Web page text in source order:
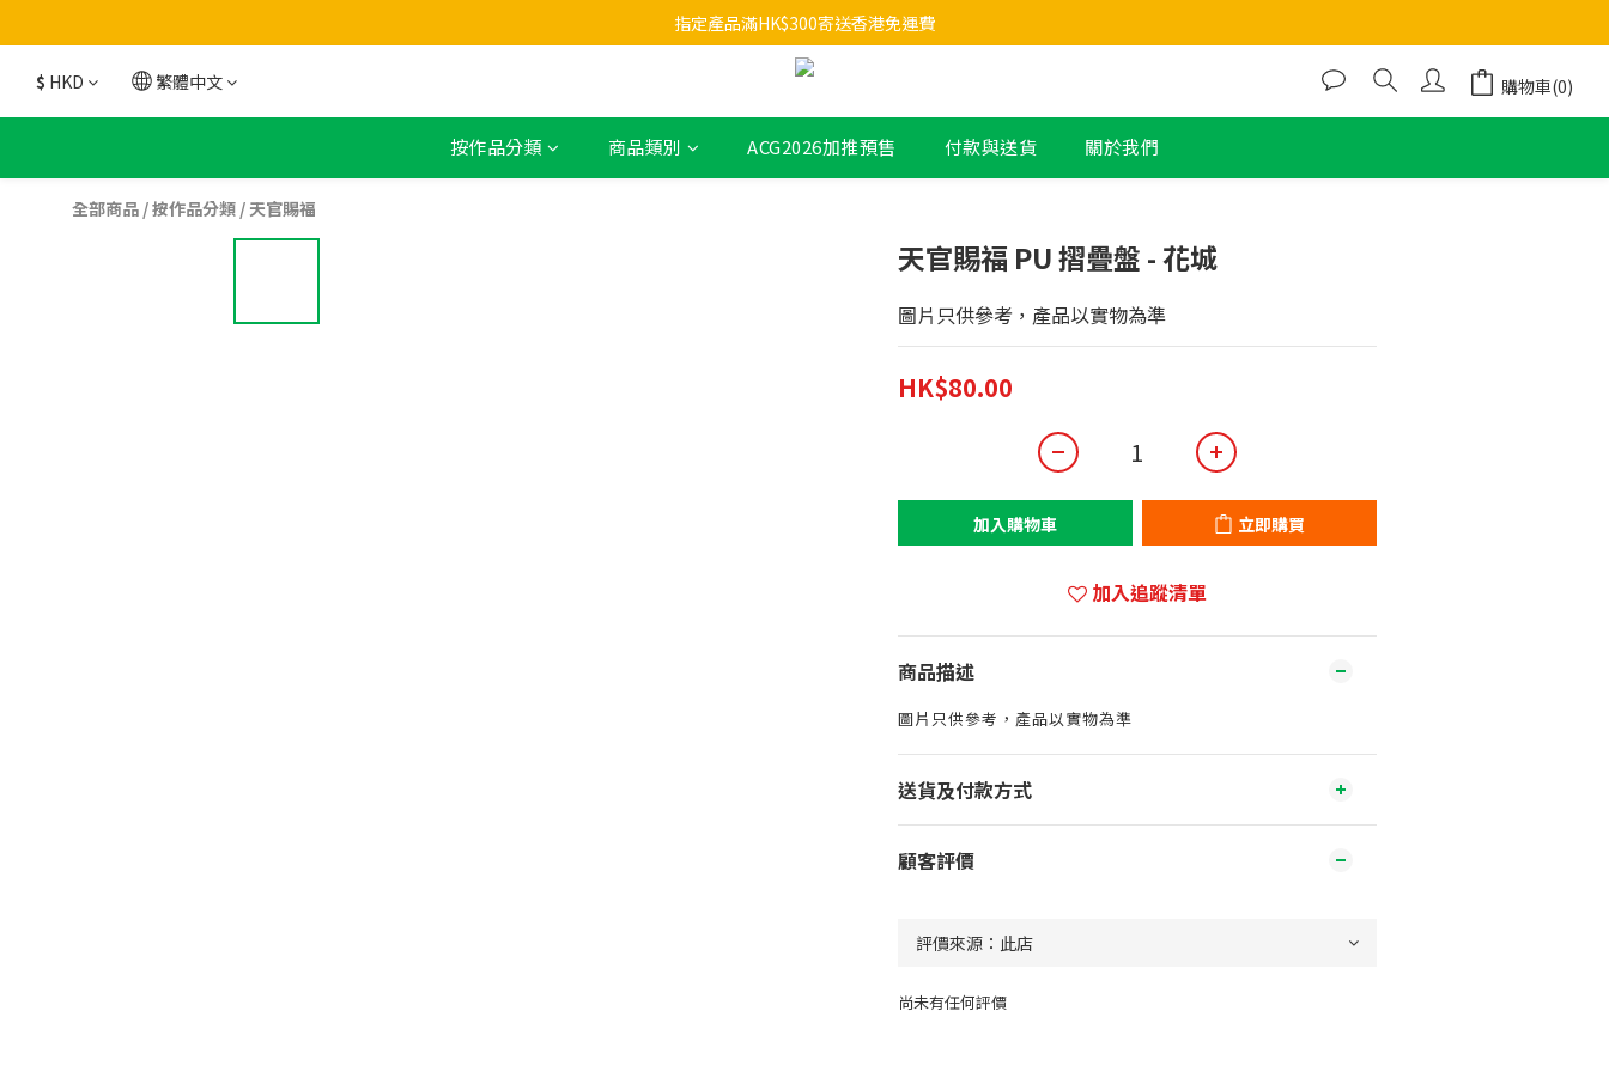
指定產品滿HK$300寄送香港免運費
$ HKD 繁體中文 購物車(0)
按作品分類 商品類別 ACG2026加推預售 付款與送貨 關於我們
全部商品 /按作品分類 /天官賜福
天官賜福 PU 摺疊盤 - 花城
圖片只供參考，產品以實物為準
HK$80.00
加入購物車 立即購買
加入追蹤清單
商品描述
圖片只供參考，產品以實物為準
送貨及付款方式
顧客評價
尚未有任何評價